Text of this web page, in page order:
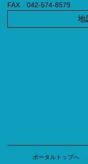
FAX 042-574-8579
地
ポータルトップへ